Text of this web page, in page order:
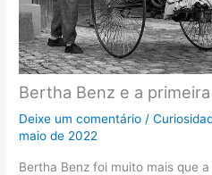
Bertha Benz e a
Deixe um comentário /
maio de 2022
Bertha Benz foi muito mais que